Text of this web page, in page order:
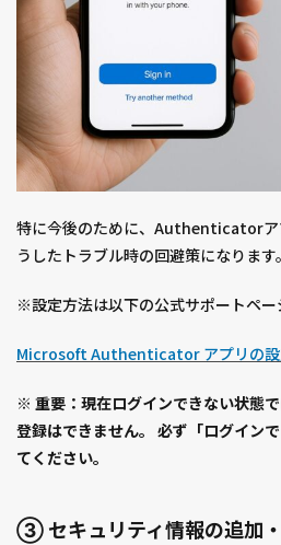
特に今後のために、Authenticatorア
うしたトラブル時の回避策になります。
※設定方法は以下の公式サポートペー
Microsoft Authenticator アプリの設
※ 重要：現在ログインできない状
登録はできません。 必ず「ログイン
てください。
③ セキュリティ情報の追加